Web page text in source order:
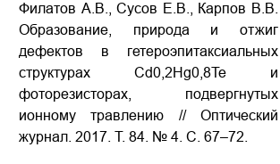
Филатов А.В., Сусов Е.В., Карпов В.В.
Образование, природа и отжиг
дефектов в гетероэпитаксиальных
структурах Cd0,2Hg0,8Te и
фоторезисторах, подвергнутых
ионному травлению // Оптический
журнал. 2017. Т. 84. № 4. С. 67–72.